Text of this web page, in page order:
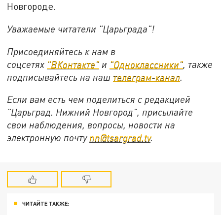
Новгороде.
Уважаемые читатели "Царьграда"!
Присоединяйтесь к нам в
соцсетях "ВКонтакте" и "Одноклассники" также
подписывайтесь на наш телеграм-канал
Если вам есть чем поделиться с редакцией
"Царьград. Нижний Новгород", присылайте
свои наблюдения, вопросы, новости на
электронную почту nn@tsargrad.tv.
ЧИТАЙТЕ ТАКЖЕ: